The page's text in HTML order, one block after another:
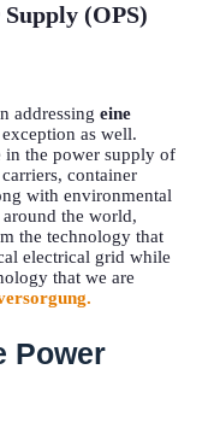
(OPS)
addressing eine
as well.
in the power supply of
container
with environmental
the world,
the technology that
electrical grid while
that we are
Power